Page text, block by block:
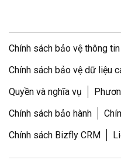
Chính sách bảo vệ thông
Chính sách bảo vệ dữ liệu
Quyền và nghĩa vụ
Chính sách bảo hành
Chính sách Bizfly CRM